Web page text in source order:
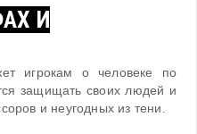
И
игрокам о человеке по
защищать своих людей и
и неугодных из тени.